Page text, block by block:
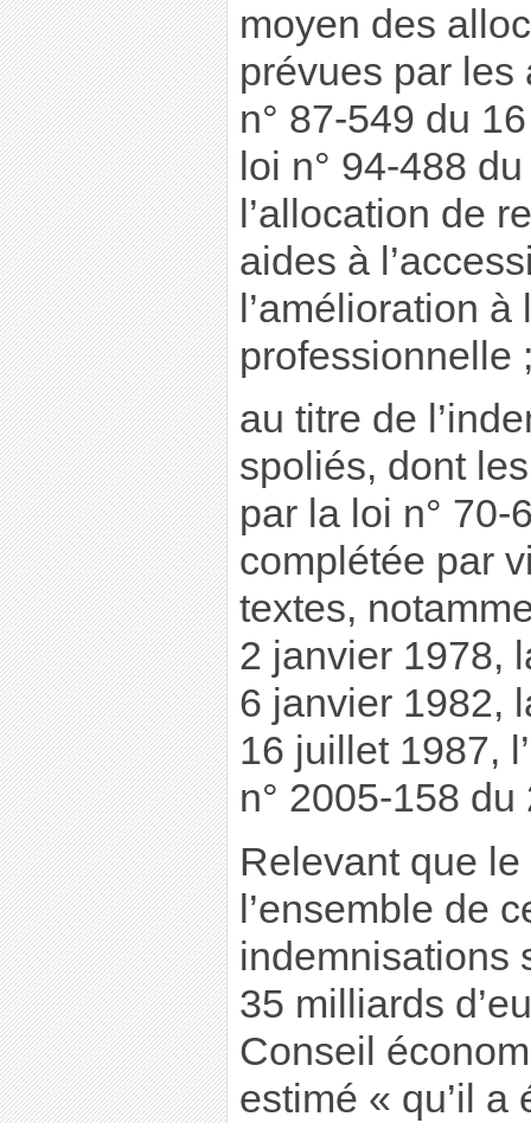
moyen des
prévues par les
n° 87-549 du
loi n° 94-488
l’allocation de
aides à
l’amélioration
professionnelle
au titre de
spoliés, dont
par la loi n° 70-
complétée par
textes,
2 janvier 1978,
6 janvier 1982,
16 juillet 1987,
n° 2005-158
Relevant que
l’ensemble de
indemnisations
35 milliards
Conseil
estimé « qu’il a